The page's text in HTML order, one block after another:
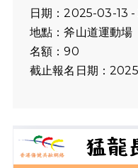
日期：2025-03-13
地點：斧山道運動場
名額：90
截止報名日期：